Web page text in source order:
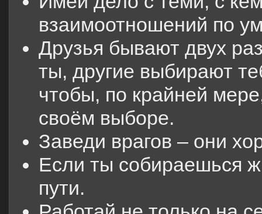
взаимоотношений по
Друзья бывают двух
ты, другие выбирают
чтобы, по крайней
своём выборе.
Заведи врагов – они
Если ты собираешься
пути.